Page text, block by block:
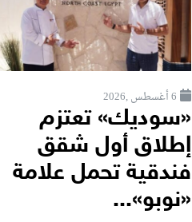
6 أغسطس ,2026
«سوديك» تعتزم
إطلاق أول شقق
فندقية تحمل علامة
«نوبو»...